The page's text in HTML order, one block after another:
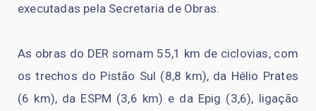
executadas pela Secretaria de Obras.
As obras do DER somam 55,1 km de ciclovias, com
os trechos do Pistão Sul (8,8 km), da Hélio Prates
(6 km), da ESPM (3,6 km) e da Epig (3,6), ligação